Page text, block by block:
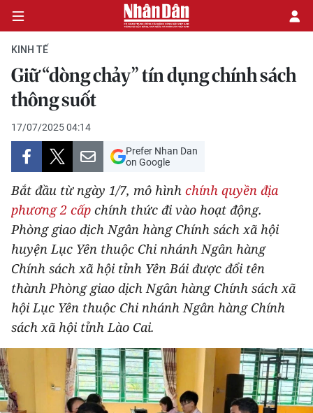
CHÍNH TRỊ
KINH TẾ
VĂN HÓA
XÃ HỘI
PHÁP LUẬT
DU LỊCH
THẾ GIỚI
THỂ THAO
Y TẾ
KINH TẾ
Giữ “dòng chảy” tín dụng chính sách
thông suốt
17/07/2025 04:14
Prefer Nhan Dan
on Google
Bắt đầu từ ngày 1/7, mô hình chính quyền địa
phương 2 cấp chính thức đi vào hoạt động.
Phòng giao dịch Ngân hàng Chính sách xã hội
huyện Lục Yên thuộc Chi nhánh Ngân hàng
Chính sách xã hội tỉnh Yên Bái được đổi tên
thành Phòng giao dịch Ngân hàng Chính sách xã
hội Lục Yên thuộc Chi nhánh Ngân hàng Chính
sách xã hội tỉnh Lào Cai.